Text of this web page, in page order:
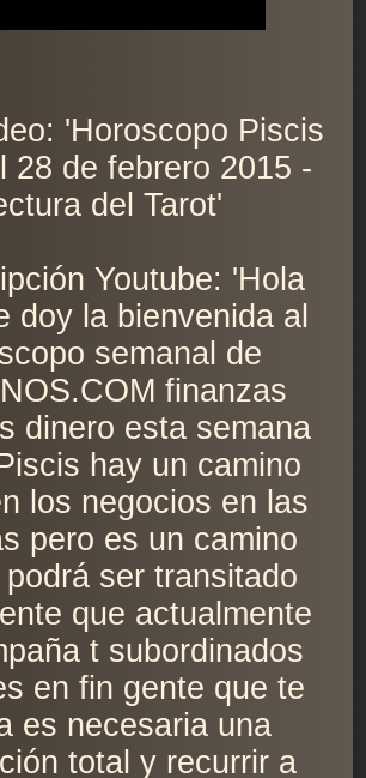
'Horoscopo Piscis
28 de febrero 2015 -
del Tarot'
Youtube: 'Hola
doy la bienvenida al
semanal de
finanzas
dinero esta semana
hay un camino
los negocios en las
pero es un camino
ser transitado
que actualmente
t subordinados
en fin gente que te
es necesaria una
total y recurrir a